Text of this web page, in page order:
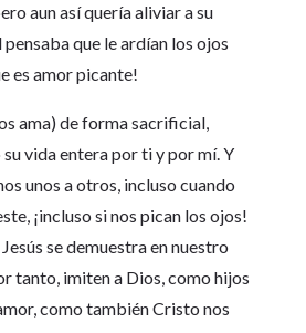
aun así quería aliviar a su
pensaba que le ardían los ojos
es amor picante!
ama) de forma sacrificial,
vida entera por ti y por mí. Y
unos a otros, incluso cuando
¡incluso si nos pican los ojos!
se demuestra en nuestro
tanto, imiten a Dios, como hijos
como también Cristo nos